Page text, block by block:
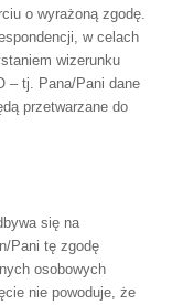
o wyrażoną zgodę.
w celach
wizerunku
– tj. Pana/Pani dane
przetwarzane do
się na
Pani tę zgodę
osobowych
nie powoduje, że